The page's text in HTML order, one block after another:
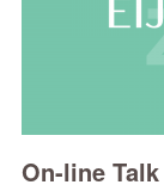
On-line